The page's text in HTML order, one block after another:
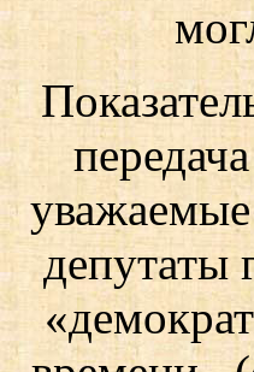
депутаты